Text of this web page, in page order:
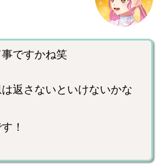
ですかね笑
返さないといけないかな
！